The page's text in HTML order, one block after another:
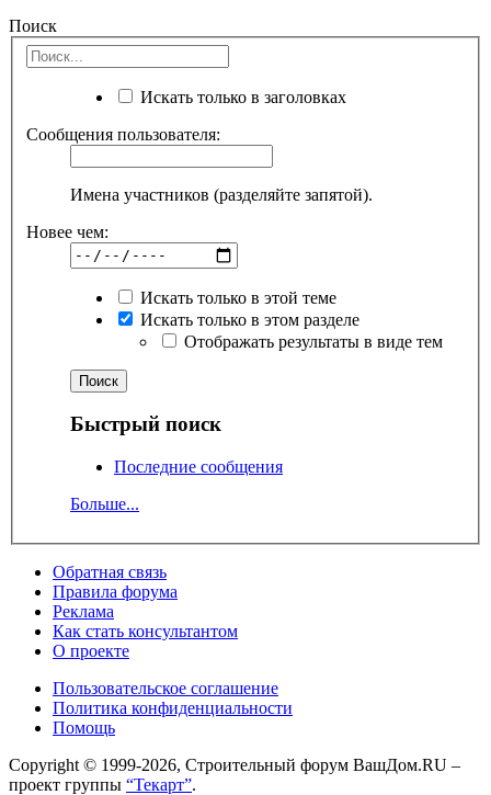
Поиск
Искать только в заголовках
Сообщения пользователя:
Имена участников (разделяйте запятой).
Новее чем:
Искать только в этой теме
Искать только в этом разделе
Отображать результаты в виде тем
Быстрый поиск
Последние сообщения
Больше...
Обратная связь
Правила форума
Реклама
Как стать консультантом
О проекте
Пользовательское соглашение
Политика конфиденциальности
Помощь
Copyright © 1999-2026, Строительный форум ВашДом.RU –
проект группы “Текарт”.